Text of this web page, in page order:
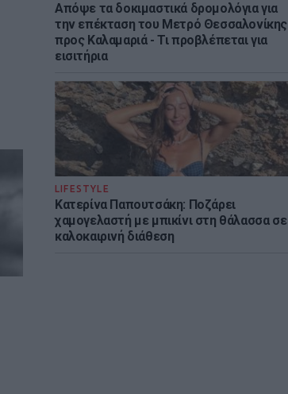
Απόψε τα δοκιμαστικά δρομολόγια για
την επέκταση του Μετρό Θεσσαλονίκης
προς Καλαμαριά - Τι προβλέπεται για
εισιτήρια
LIFESTYLE
Κατερίνα Παπουτσάκη: Ποζάρει
χαμογελαστή με μπικίνι στη θάλασσα σε
καλοκαιρινή διάθεση